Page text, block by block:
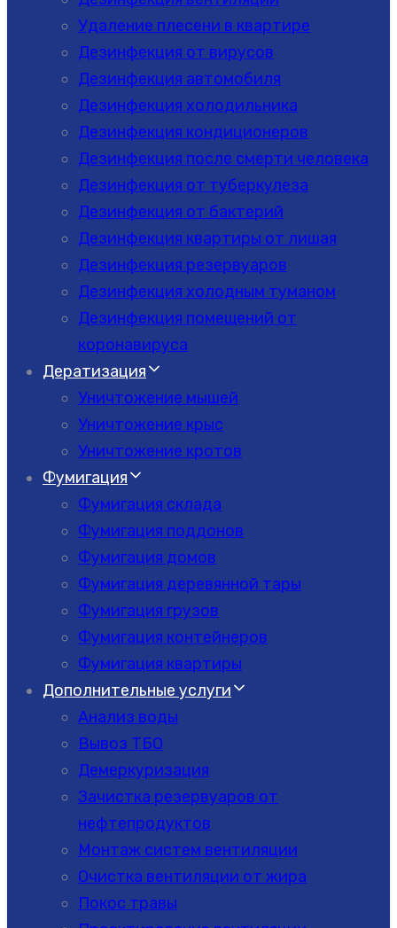
Удаление плесени в квартире
Дезинфекция от вирусов
Дезинфекция автомобиля
Дезинфекция холодильника
Дезинфекция кондиционеров
Дезинфекция после смерти человека
Дезинфекция от туберкулеза
Дезинфекция от бактерий
Дезинфекция квартиры от лишая
Дезинфекция резервуаров
Дезинфекция холодным туманом
Дезинфекция помещений от
коронавируса
Дератизация
Уничтожение мышей
Уничтожение крыс
Уничтожение кротов
Фумигация
Фумигация склада
Фумигация поддонов
Фумигация домов
Фумигация деревянной тары
Фумигация грузов
Фумигация контейнеров
Фумигация квартиры
Дополнительные услуги
Анализ воды
Вывоз ТБО
Демеркуризация
Зачистка резервуаров от
нефтепродуктов
Монтаж систем вентиляции
Очистка вентиляции от жира
Покос травы